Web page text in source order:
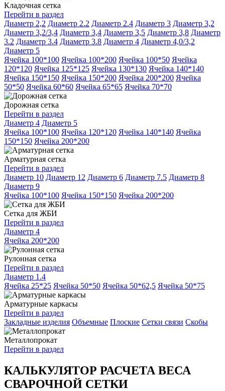
Кладочная сетка
Перейти в раздел
Диаметр 2,2 Диаметр 2.2 Диаметр 2.4 Диаметр 3 Диаметр 3,2
Диаметр 3,2/3,4 Диаметр 3,4 Диаметр 3,5 Диаметр 3,8 Диаметр
3.2 Диаметр 3.4 Диаметр 3.8 Диаметр 4 Диаметр 4,0/3,2
Диаметр 5
Ячейка 100*100 Ячейка 100*200 Ячейка 100*50 Ячейка
120*120 Ячейка 125*125 Ячейка 130*130 Ячейка 140*140
Ячейка 150*150 Ячейка 150*200 Ячейка 200*200 Ячейка
50*50 Ячейка 60*60 Ячейка 65*65 Ячейка 70*70
Дорожная сетка
Перейти в раздел
Диаметр 4 Диаметр 5
Ячейка 100*100 Ячейка 120*120 Ячейка 140*140 Ячейка
150*150 Ячейка 200*200
Арматурная сетка
Перейти в раздел
Диаметр 10 Диаметр 12 Диаметр 6 Диаметр 7.5 Диаметр 8
Диаметр 9
Ячейка 100*100 Ячейка 150*150 Ячейка 200*200
Сетка для ЖБИ
Перейти в раздел
Диаметр 4
Ячейка 200*200
Рулонная сетка
Перейти в раздел
Диаметр 1.4
Ячейка 25*25 Ячейка 50*50 Ячейка 50*62,5 Ячейка 50*75
Арматурные каркасы
Перейти в раздел
Закладные изделия Объемные Плоские Сетки связи Скобы
Металлопрокат
Перейти в раздел
КАЛЬКУЛЯТОР РАСЧЕТА ВЕСА
СВАРОЧНОЙ СЕТКИ